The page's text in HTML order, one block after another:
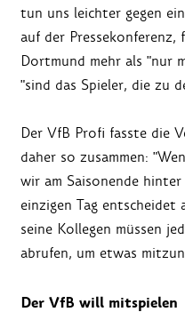
tun uns leichter gegen
auf der Pressekonferenz,
Dortmund mehr als "nur
"sind das Spieler, die zu
Der VfB Profi fasste die
daher so zusammen:
wir am Saisonende
einzigen Tag entscheidet
seine Kollegen müssen
abrufen, um etwas
Der VfB will mitspielen